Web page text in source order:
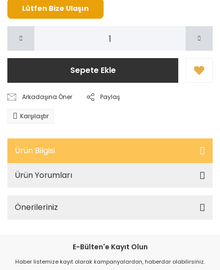
Lütfen Bize Ulaşın
Sepete Ekle
Arkadaşına Öner Paylaş
Karşılaştır
Ürün Bilgisi
Ürün Yorumları
Önerileriniz
E-Bülten'e Kayıt Olun
Haber listemize kayıt olarak kampanyalardan, haberdar olabilirsiniz.